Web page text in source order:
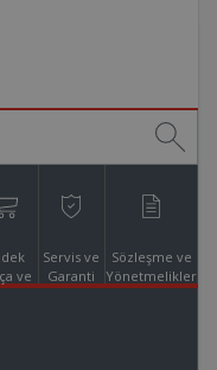
ve
Servis ve
Garanti
Sözleşme ve
Yönetmelikler